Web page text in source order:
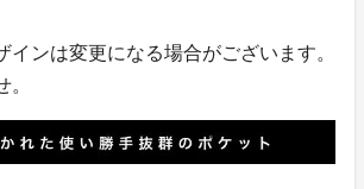
ンは変更になる場合がございます。